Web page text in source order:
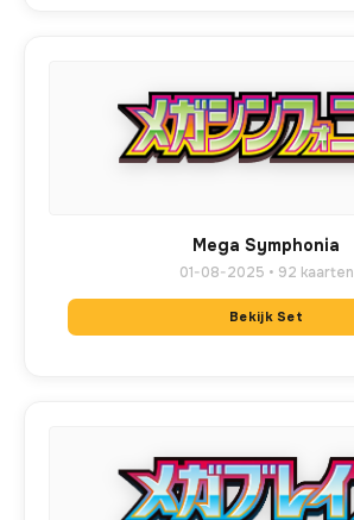
Mega Symphonia
01-08-2025 • 92 kaarten
Bekijk Set